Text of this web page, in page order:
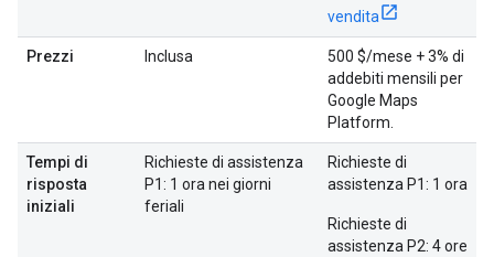
vendita
Prezzi Inclusa
500 $/mese + 3% di
addebiti mensili per
Google Maps
Platform.
Tempi di
risposta
iniziali
Richieste di assistenza
P1: 1 ora nei giorni
feriali
Richieste di
assistenza P1: 1 ora
Richieste di
assistenza P2: 4 ore